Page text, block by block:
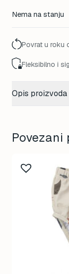
Nema na stanju
Povrat u roku
Fleksibilno i
Opis proizvoda
Povezani